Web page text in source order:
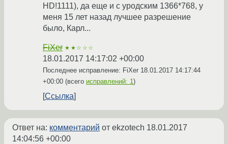
HD!1111), да еще и с уродским 1366*768, у
меня 15 лет назад лучшее разрешение
было, Карл...
FiXer ★★☆☆☆
18.01.2017 14:17:02 +00:00
Последнее исправление: FiXer 18.01.2017 14:17:44
+00:00 (всего исправлений: 1)
Ссылка
Ответ на: комментарий от ekzotech 18.01.2017
14:04:56 +00:00